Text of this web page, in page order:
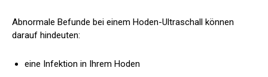
Abnormale Befunde bei einem Hoden-Ultraschall können
darauf hindeuten:
eine Infektion in Ihrem Hoden